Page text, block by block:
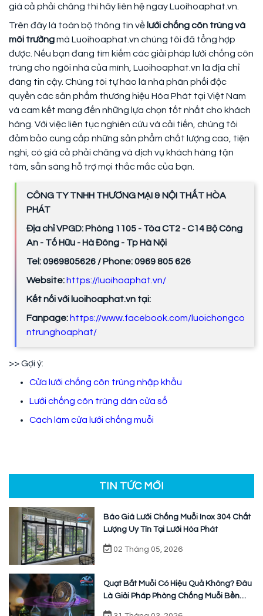
giá cả phải chăng thì hãy liên hệ ngay Luoihoaphat.vn.
Trên đây là toàn bộ thông tin về lưới chống côn trùng và
môi trườngmà Luoihoaphat.vn chúng tôi đã tổng hợp
được. Nếu bạn đang tìm kiếm các giải pháp lưới chống côn
trùng cho ngôi nhà của mình, Luoihoaphat.vn là địa chỉ
đáng tin cậy. Chúng tôi tự hào là nhà phân phối độc
quyền các sản phẩm thương hiệu Hòa Phát tại Việt Nam
và cam kết mang đến những lựa chọn tốt nhất cho khách
hàng. Với việc liên tục nghiên cứu và cải tiến, chúng tôi
đảm bảo cung cấp những sản phẩm chất lượng cao, tiện
nghi, có giá cả phải chăng và dịch vụ khách hàng tận
tâm, sẵn sàng hỗ trợ mọi thắc mắc của bạn.
CÔNG TY TNHH THƯƠNG MẠI & NỘI THẤT HÒA
PHÁT
Địa chỉ VPGD: Phòng 1105 - Tòa CT2 - C14 Bộ Công
An - Tố Hữu - Hà Đông - Tp Hà Nội
Tel: 0969805626 / Phone: 0969 805 626
Website: https://luoihoaphat.vn/
Kết nối với luoihoaphat.vn tại:
Fanpage: https://www.facebook.com/luoichongco
ntrunghoaphat/
>> Gợi ý:
Cửa lưới chống côn trùng nhập khẩu
Lưới chống côn trùng dán cửa sổ
Cách làm cửa lưới chống muỗi
TIN TỨC MỚI
Báo Giá Lưới Chống Muỗi Inox 304 Chất
Lượng Uy Tín Tại Lưới Hòa Phát
02 Tháng 05, 2026
Quạt Bắt Muỗi Có Hiệu Quả Không? Đâu
Là Giải Pháp Phòng Chống Muỗi Bền